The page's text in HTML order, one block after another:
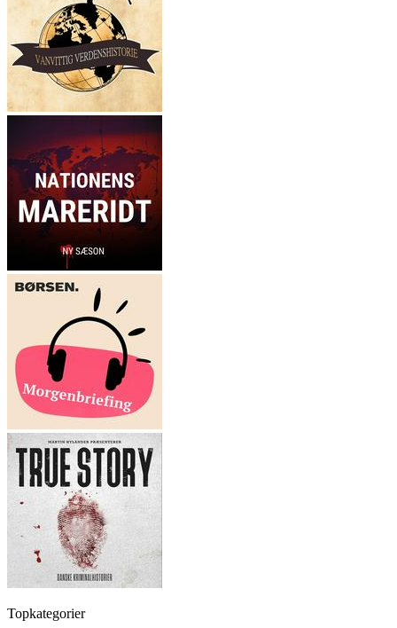
Topkategorier